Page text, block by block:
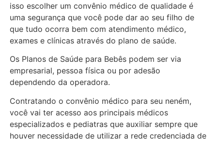
isso escolher um convênio médico de qualidade é
uma segurança que você pode dar ao seu filho de
que tudo ocorra bem com atendimento médico,
exames e clínicas através do plano de saúde.
Os Planos de Saúde para Bebês podem ser via
empresarial, pessoa física ou por adesão
dependendo da operadora.
Contratando o convênio médico para seu neném,
você vai ter acesso aos principais médicos
especializados e pediatras que auxiliar sempre que
houver necessidade de utilizar a rede credenciada de